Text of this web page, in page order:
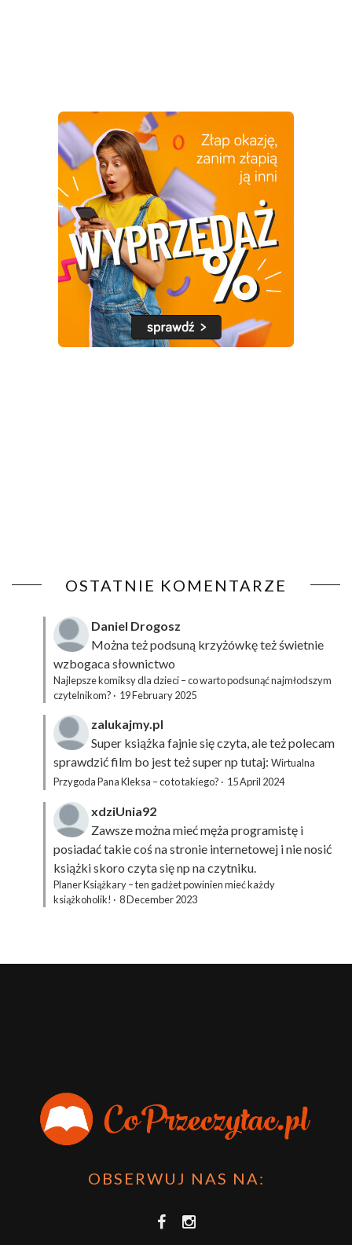
OSTATNIE KOMENTARZE
Daniel Drogosz
Można też podsuną krzyżówkęteż świetnie
wzbogaca słownictwo
Najlepsze komiksy dla dzieci – co warto podsunąć najmłodszym
czytelnikom? · 19 February 2025
zalukajmy.pl
Super książka fajnie się czyta, ale też polecam
sprawdzić film bo jest też super np tutaj: Wirtualna
Przygoda Pana Kleksa – co to takiego? · 15 April 2024
xdziUnia92
Zawsze można mieć męża programistę i
posiadać takie coś na stronie internetowej i nie nosić
książki skoro czyta się np na czytniku.
Planer Książkary – ten gadżet powinien mieć każdy
książkoholik! · 8 December 2023
OBSERWUJ NAS NA: